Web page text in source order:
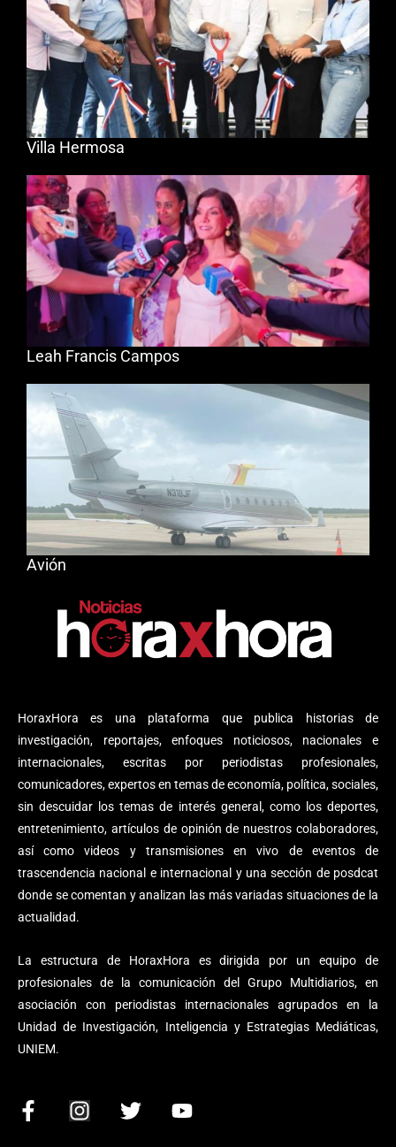
HoraxHora es una plataforma que publica historias de
investigación, reportajes, enfoques noticiosos, nacionales e
internacionales, escritas por periodistas profesionales,
comunicadores, expertos en temas de economía, política, sociales,
sin descuidar los temas de interés general, como los deportes,
entretenimiento, artículos de opinión de nuestros colaboradores,
así como videos y transmisiones en vivo de eventos de
trascendencia nacional e internacional y una sección de posdcat
donde se comentan y analizan las más variadas situaciones de la
actualidad.
La estructura de HoraxHora es dirigida por un equipo de
profesionales de la comunicación del Grupo Multidiarios, en
asociación con periodistas internacionales agrupados en la
Unidad de Investigación, Inteligencia y Estrategias Mediáticas,
UNIEM.
F
I
T
Y
Villa Hermosa
Leah Francis Campos
Avión